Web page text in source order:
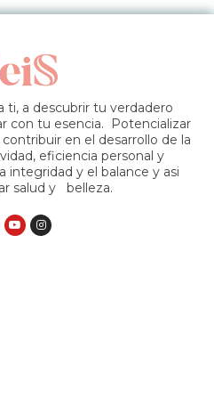
ti, a descubrir tu verdadero
con tu esencia. Potencializar
en el desarrollo de la
eficiencia personal y
integridad y el balance y asi
salud y belleza.